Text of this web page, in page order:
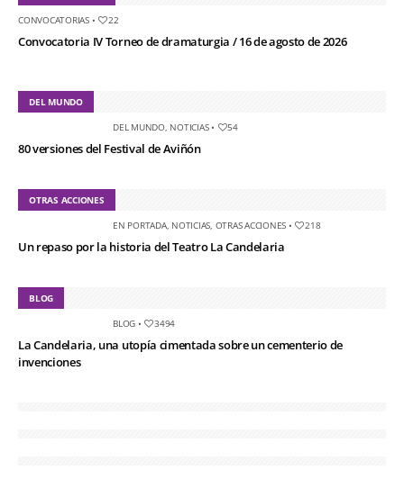
CONVOCATORIAS• 22
Convocatoria IV Torneo de dramaturgia / 16 de agosto de 2026
DEL MUNDO
DEL MUNDO, NOTICIAS• 54
80 versiones del Festival de Aviñón
OTRAS ACCIONES
EN PORTADA, NOTICIAS OTRAS ACCIONES • 218
Un repaso por la historia del Teatro La Candelaria
BLOG
BLOG • 3494
La Candelaria, una utopía cimentada sobre un cementerio de
invenciones